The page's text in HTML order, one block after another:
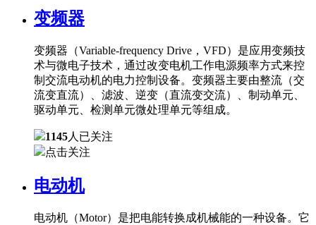
变频器
变频器（Variable-frequency Drive，VFD）是应用变频技
术与微电子技术，通过改变电机工作电源频率方式来控
制交流电动机的电力控制设备。变频器主要由整流（交
流变直流）、滤波、逆变（直流变交流）、制动单元、
驱动单元、检测单元微处理单元等组成。
1145人已关注
点击关注
电动机
电动机（Motor）是把电能转换成机械能的一种设备。它